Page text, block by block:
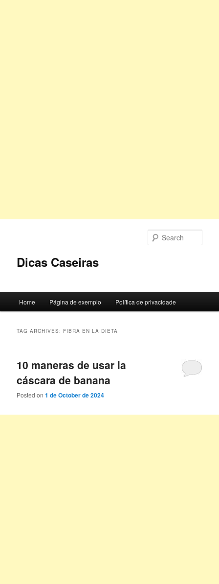
Dicas Caseiras
Home Página de exemplo Política de privacidade
TAG ARCHIVES: FIBRA EN LA DIETA
10 maneras de usar la
cáscara de banana
Posted on1 de October de 2024